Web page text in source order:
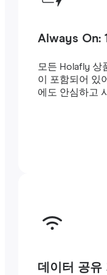
Always On:
모든 Holafly 상
이 포함되어 있
에도 안심하고
데이터 공유